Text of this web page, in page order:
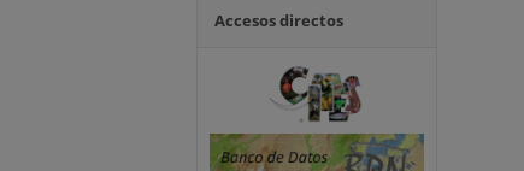
Accesos directos